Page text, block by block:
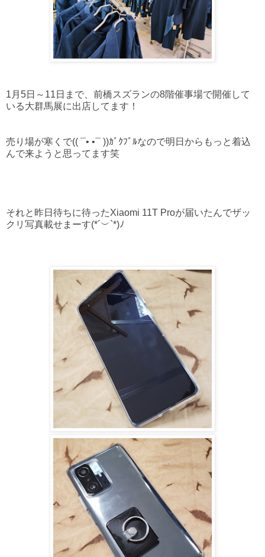
1月5日～11日まで、前橋スズランの8階催事場で開催して
いる大群馬展に出店してます！
売り場が寒くで(( ¯• •¯ ))ｶﾞｸﾌﾞﾙなので明日からもっと着込
んで来ようと思ってます笑
それと昨日待ちに待ったXiaomi 11T Proが届いたんでザッ
クリ写真載せまーす(*´︶`*)ﾉ